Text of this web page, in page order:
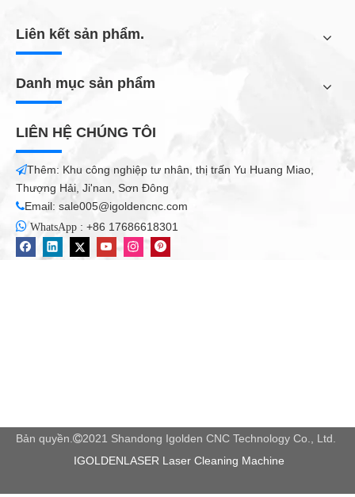
Liên kết sản phẩm.
Danh mục sản phẩm
LIÊN HỆ CHÚNG TÔI
Thêm: Khu công nghiệp tư nhân, thị trấn Yu Huang Miao,
Thượng Hải, Ji'nan, Sơn Đông
Email: sale005@igoldencnc.com
 WhatsApp : +86 17686618301
Bản quyền. 2021 Shandong Igolden CNC Technology Co., Ltd.
IGOLDENLASER Laser Cleaning Machine